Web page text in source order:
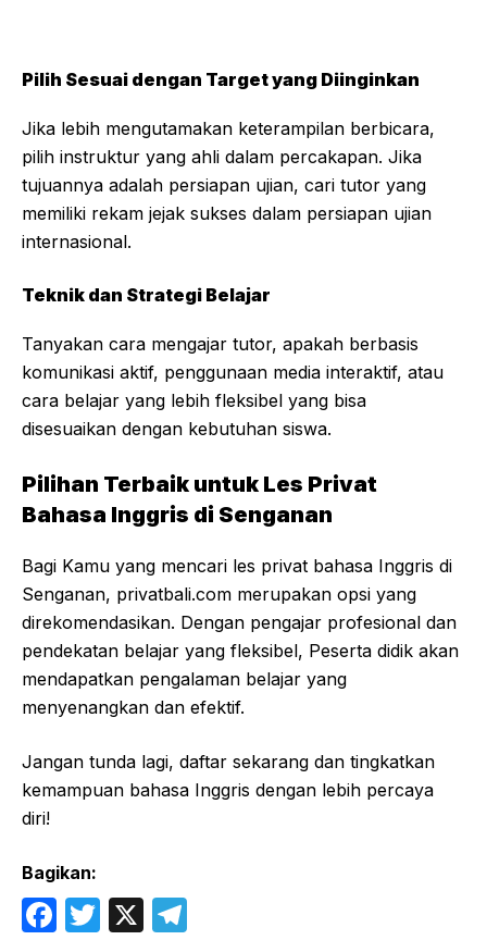
Pilih Sesuai dengan Target yang Diinginkan
Jika lebih mengutamakan keterampilan berbicara,
pilih instruktur yang ahli dalam percakapan. Jika
tujuannya adalah persiapan ujian, cari tutor yang
memiliki rekam jejak sukses dalam persiapan ujian
internasional.
Teknik dan Strategi Belajar
Tanyakan cara mengajar tutor, apakah berbasis
komunikasi aktif, penggunaan media interaktif, atau
cara belajar yang lebih fleksibel yang bisa
disesuaikan dengan kebutuhan siswa.
Pilihan Terbaik untuk Les Privat
Bahasa Inggris di Senganan
Bagi Kamu yang mencari les privat bahasa Inggris di
Senganan, privatbali.com merupakan opsi yang
direkomendasikan. Dengan pengajar profesional dan
pendekatan belajar yang fleksibel, Peserta didik akan
mendapatkan pengalaman belajar yang
menyenangkan dan efektif.
Jangan tunda lagi, daftar sekarang dan tingkatkan
kemampuan bahasa Inggris dengan lebih percaya
diri!
Bagikan:
F
T
X